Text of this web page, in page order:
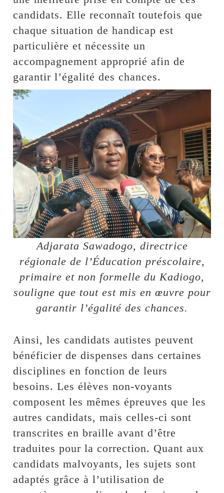
candidats. Elle reconnaît toutefois que
chaque situation de handicap est
particulière et nécessite un
accompagnement approprié afin de
garantir l’égalité des chances.
Adjarata Sawadogo, directrice
régionale de l’Éducation préscolaire,
primaire et non formelle du Kadiogo,
souligne que tout est mis en œuvre pour
garantir l’égalité des chances.
Ainsi, les candidats autistes peuvent
bénéficier de dispenses dans certaines
disciplines en fonction de leurs
besoins. Les élèves non-voyants
composent les mêmes épreuves que les
autres candidats, mais celles-ci sont
transcrites en braille avant d’être
traduites pour la correction. Quant aux
candidats malvoyants, les sujets sont
adaptés grâce à l’utilisation de